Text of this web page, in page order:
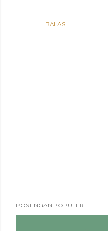
BALAS
o
POSTINGAN POPULER